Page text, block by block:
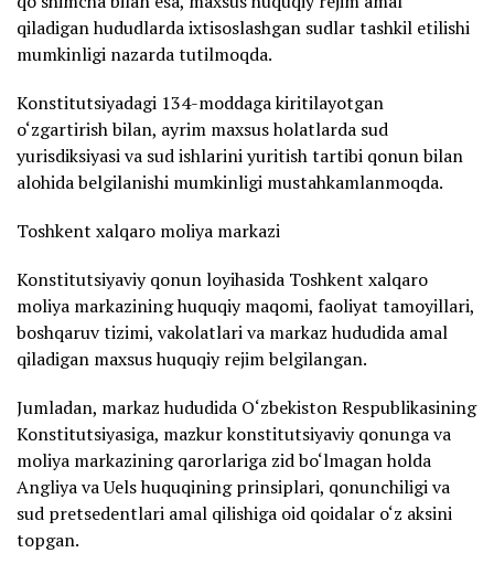
qiladigan hududlarda ixtisoslashgan sudlar tashkil etilishi
mumkinligi nazarda tutilmoqda.
Konstitutsiyadagi 134-moddaga kiritilayotgan
o‘zgartirish bilan, ayrim maxsus holatlarda sud
yurisdiksiyasi va sud ishlarini yuritish tartibi qonun bilan
alohida belgilanishi mumkinligi mustahkamlanmoqda.
Toshkent xalqaro moliya markazi
Konstitutsiyaviy qonun loyihasida Toshkent xalqaro
moliya markazining huquqiy maqomi, faoliyat tamoyillari,
boshqaruv tizimi, vakolatlari va markaz hududida amal
qiladigan maxsus huquqiy rejim belgilangan.
Jumladan, markaz hududida O‘zbekiston Respublikasining
Konstitutsiyasiga, mazkur konstitutsiyaviy qonunga va
moliya markazining qarorlariga zid bo‘lmagan holda
Angliya va Uels huquqining prinsiplari, qonunchiligi va
sud pretsedentlari amal qilishiga oid qoidalar o‘z aksini
topgan.